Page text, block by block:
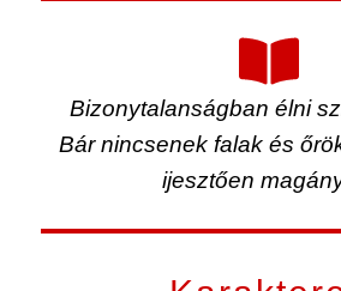
Bizonytalanságban élni
Bár nincsenek falak és
ijesztően